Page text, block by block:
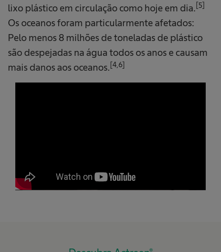
lixo plástico em circulação como hoje em dia.[5]
Os oceanos foram particularmente afetados:
Pelo menos 8 milhões de toneladas de plástico
são despejadas na água todos os anos e causam
mais danos aos oceanos.[4,6]